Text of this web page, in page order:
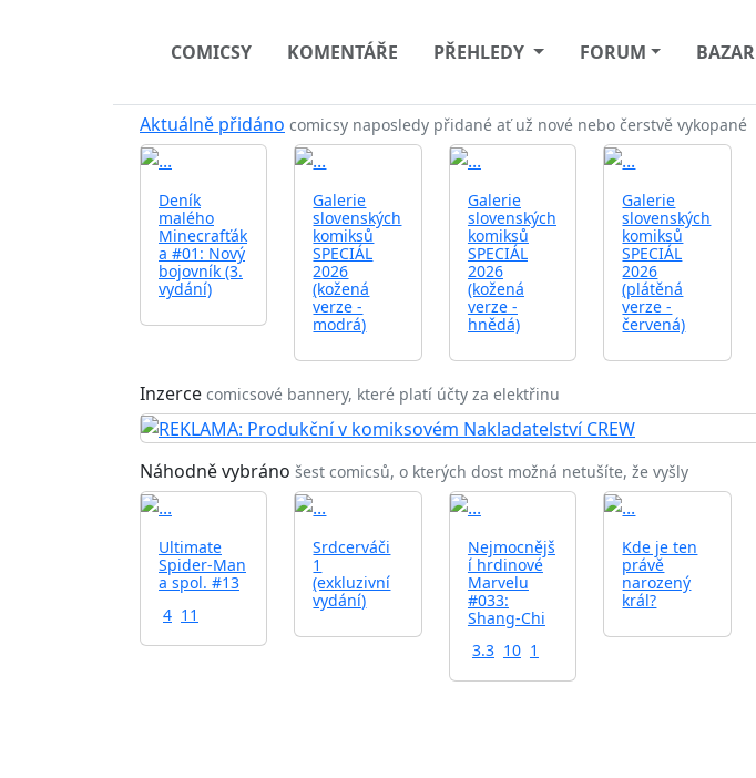
COMICSY KOMENTÁŘE PŘEHLEDY FORUM BAZAR
Aktuálně přidáno comicsy naposledy přidané ať už nové nebo čerstvě vykopané
Deník
malého
Minecrafťák
a #01: Nový
bojovník (3.
vydání)
Galerie
slovenských
komiksů
SPECIÁL
2026
(kožená
verze -
modrá)
Galerie
slovenských
komiksů
SPECIÁL
2026
(kožená
verze -
hnědá)
Galerie
slovenských
komiksů
SPECIÁL
2026
(plátěná
verze -
červená)
Inzerce comicsové bannery, které platí účty za elektřinu
Náhodně vybráno šest comicsů, o kterých dost možná netušíte, že vyšly
Ultimate
Spider-Man
a spol. #13
4 11
Srdcerváči
1
(exkluzivní
vydání)
Nejmocnějš
í hrdinové
Marvelu
#033:
Shang-Chi
3.3 10 1
Kde je ten
právě
narozený
král?